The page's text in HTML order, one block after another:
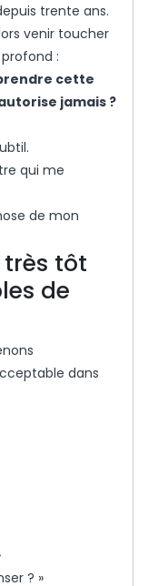
trente ans.
venir toucher
:
cette
jamais ?
qui me
de mon
tôt
de
dans
? »